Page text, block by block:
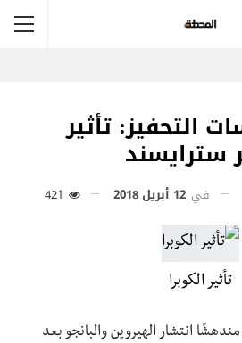
التحفيز: تأثير
سترايسند
في 12 أبريل 2018
تأثير الكوبرا
انتشار الهيروين والبانجو بعد